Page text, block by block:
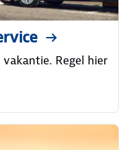
Regel hier